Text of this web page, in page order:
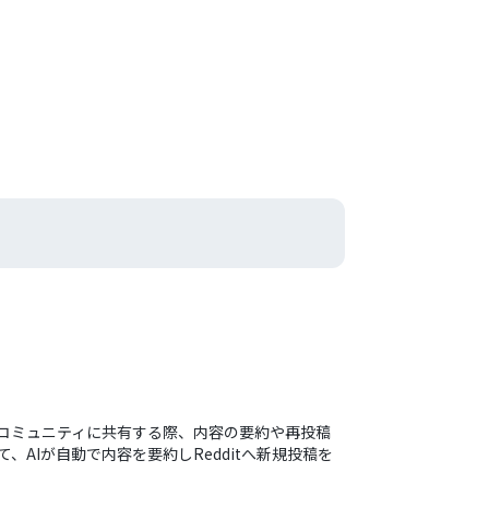
ュニティに共有する際、内容の要約や再投稿
、AIが自動で内容を要約しRedditへ新規投稿を